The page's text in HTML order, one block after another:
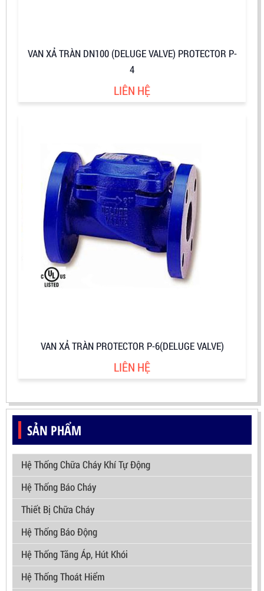
SẢN PHẨM
Hệ Thống Chữa Cháy Khí Tự Động
Hệ Thống Báo Cháy
Thiết Bị Chữa Cháy
Hệ Thống Báo Động
Hệ Thống Tăng Áp, Hút Khói
Hệ Thống Thoát Hiểm
VAN XẢ TRÀN DN100 (DELUGE VALVE) PROTECTOR P-
4
LIÊN HỆ
VAN XẢ TRÀN PROTECTOR P-6(DELUGE VALVE)
LIÊN HỆ